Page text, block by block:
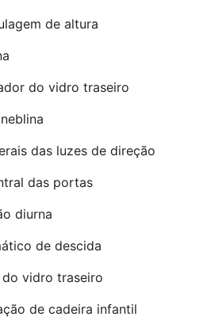
de altura
do vidro traseiro
das luzes de direção
das portas
diurna
de descida
vidro traseiro
de cadeira infantil